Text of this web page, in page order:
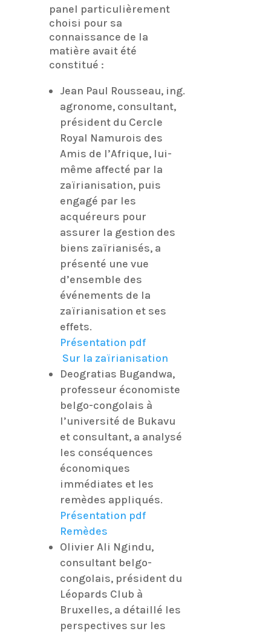
panel particulièrement
choisi pour sa
connaissance de la
matière avait été
constitué :
Jean Paul Rousseau, ing.
agronome, consultant,
président du Cercle
Royal Namurois des
Amis de l’Afrique, lui-
même affecté par la
zaïrianisation, puis
engagé par les
acquéreurs pour
assurer la gestion des
biens zaïrianisés, a
présenté une vue
d’ensemble des
événements de la
zaïrianisation et ses
effets.
Présentation pdf
Sur la zaïrianisation
Deogratias Bugandwa,
professeur économiste
belgo-congolais à
l’université de Bukavu
et consultant, a analysé
les conséquences
économiques
immédiates et les
remèdes appliqués.
Présentation pdf
Remèdes
Olivier Ali Ngindu,
consultant belgo-
congolais, président du
Léopards Club à
Bruxelles, a détaillé les
perspectives sur les